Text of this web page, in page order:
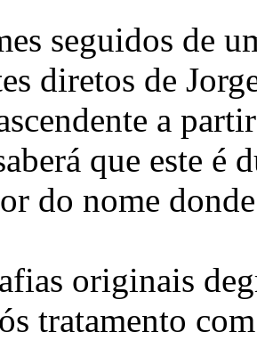
seguidos de
diretos de
a
que este é
do nome
originais
tratamento